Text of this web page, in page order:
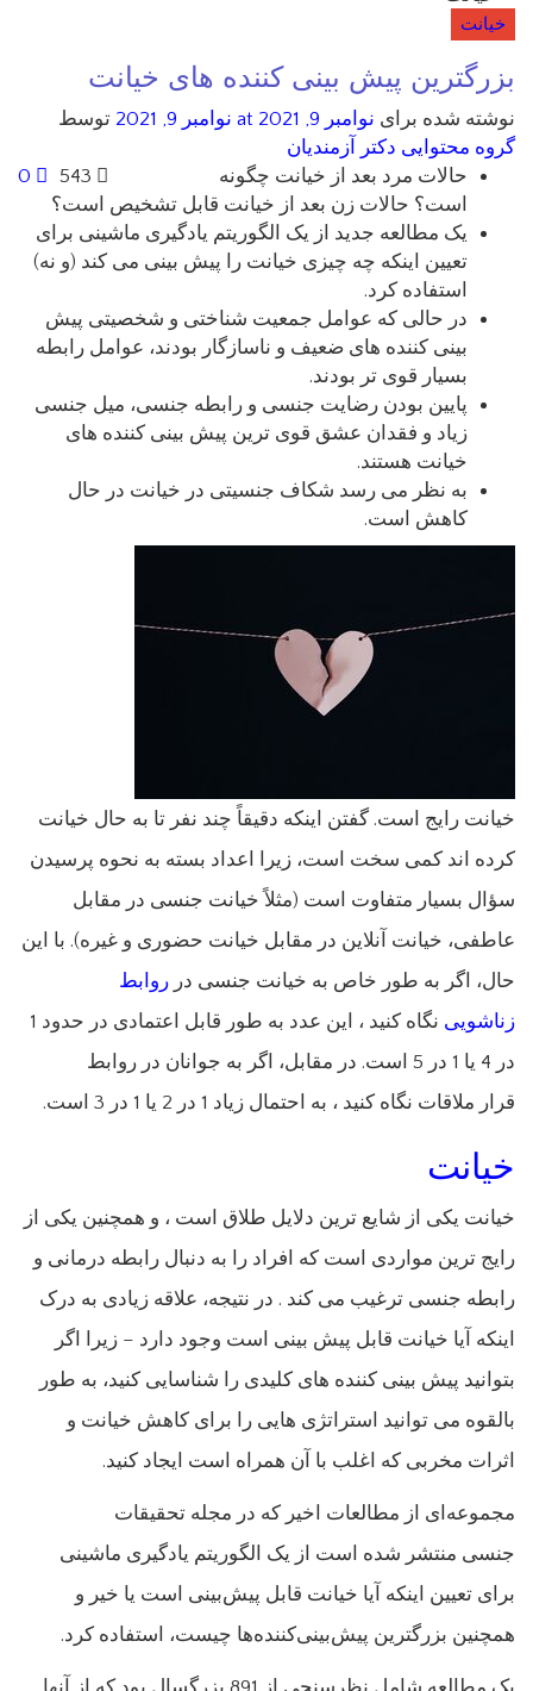
خیانت
بزرگترین پیش بینی کننده های خیانت
نوشته شده برای نوامبر 9, 2021 at نوامبر 9, 2021
توسط
گروه محتوایی دکتر آزمندیان
حالات مرد بعد از خیانت چگونه
است؟ حالات زن بعد از خیانت قابل تشخیص است؟
یک مطالعه جدید از یک الگوریتم یادگیری ماشینی برای
تعیین اینکه چه چیزی خیانت را پیش بینی می کند (و نه)
استفاده کرد.
در حالی که عوامل جمعیت شناختی و شخصیتی پیش
بینی کننده های ضعیف و ناسازگار بودند، عوامل رابطه
بسیار قوی تر بودند.
پایین بودن رضایت جنسی و رابطه جنسی، میل جنسی
زیاد و فقدان عشق قوی ترین پیش بینی کننده های
خیانت هستند.
به نظر می رسد شکاف جنسیتی در خیانت در حال
کاهش است.
خیانت رایج است. گفتن اینکه دقیقاً چند نفر تا به حال خیانت
کرده اند کمی سخت است، زیرا اعداد بسته به نحوه پرسیدن
سؤال بسیار متفاوت است (مثلاً خیانت جنسی در مقابل
عاطفی، خیانت آنلاین در مقابل خیانت حضوری و غیره). با این
حال، اگر به طور خاص به خیانت جنسی در روابط
زناشویی
نگاه کنید ، این عدد به طور قابل اعتمادی در حدود 1
در 4 یا 1 در 5 است. در مقابل، اگر به جوانان در روابط
قرار ملاقات نگاه کنید ، به احتمال زیاد 1 در 2 یا 1 در 3 است.
خیانت
خیانت یکی از شایع ترین دلایل طلاق است ، و همچنین یکی از
رایج ترین مواردی است که افراد را به دنبال رابطه درمانی و
رابطه جنسی ترغیب می کند . در نتیجه، علاقه زیادی به درک
اینکه آیا خیانت قابل پیش بینی است وجود دارد – زیرا اگر
بتوانید پیش بینی کننده های کلیدی را شناسایی کنید، به طور
بالقوه می توانید استراتژی هایی را برای کاهش خیانت و
اثرات مخربی که اغلب با آن همراه است ایجاد کنید.
مجموعه‌ای از مطالعات اخیر که در مجله تحقیقات
جنسی منتشر شده است از یک الگوریتم یادگیری ماشینی
برای تعیین اینکه آیا خیانت قابل پیش‌بینی است یا خیر و
همچنین بزرگترین پیش‌بینی‌کننده‌ها چیست، استفاده کرد.